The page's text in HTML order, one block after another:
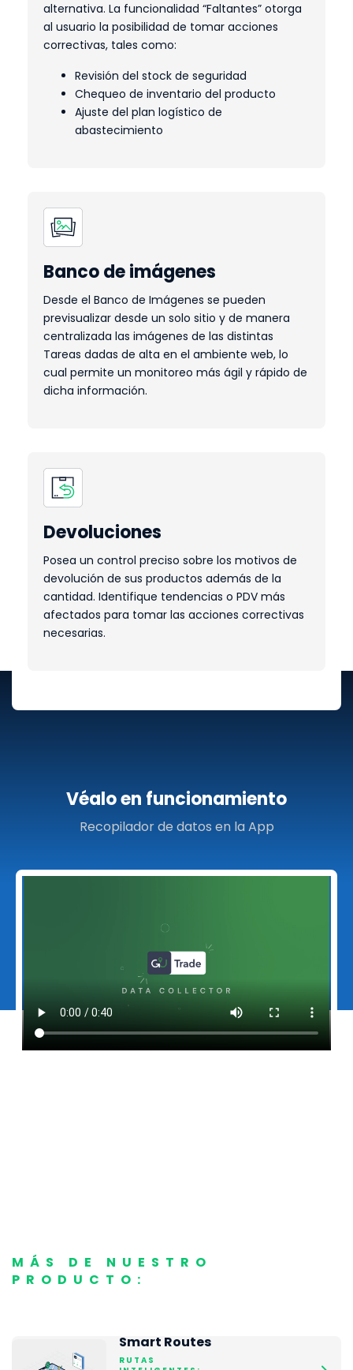
alternativa. La funcionalidad “Faltantes” otorga
al usuario la posibilidad de tomar acciones
correctivas, tales como:
Revisión del stock de seguridad
Chequeo de inventario del producto
Ajuste del plan logístico de
abastecimiento
Banco de imágenes
Desde el Banco de Imágenes se pueden
previsualizar desde un solo sitio y de manera
centralizada las imágenes de las distintas
Tareas dadas de alta en el ambiente web, lo
cual permite un monitoreo más ágil y rápido de
dicha información.
Devoluciones
Posea un control preciso sobre los motivos de
devolución de sus productos además de la
cantidad. Identifique tendencias o PDV más
afectados para tomar las acciones correctivas
necesarias.
Véalo en funcionamiento
Recopilador de datos en la App
MÁS DE NUESTRO
PRODUCTO:
Smart Routes
RUTAS